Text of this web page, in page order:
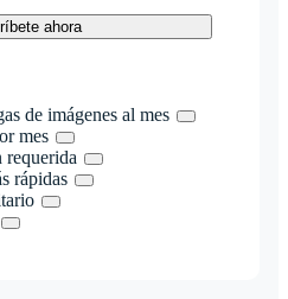
ahora
de imágenes al mes
mes
requerida
rápidas